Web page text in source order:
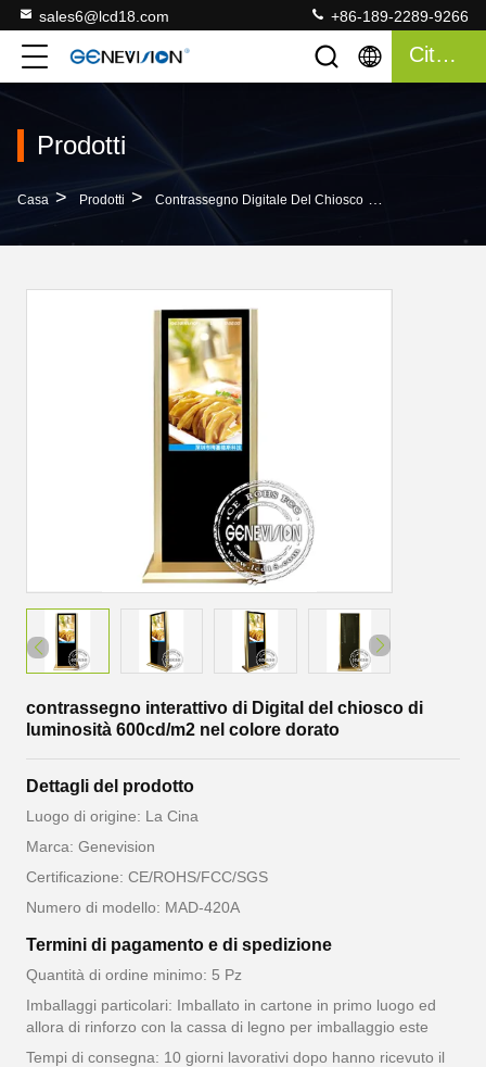
sales6@lcd18.com +86-189-2289-9266
Citazione
Prodotti
Casa > Prodotti > Contrassegno Digitale Del Chiosco >
contrassegno interattivo di Digital del chiosco di
luminosità 600cd/m2 nel colore dorato
Dettagli del prodotto
Luogo di origine: La Cina
Marca: Genevision
Certificazione: CE/ROHS/FCC/SGS
Numero di modello: MAD-420A
Termini di pagamento e di spedizione
Quantità di ordine minimo: 5 Pz
Imballaggi particolari: Imballato in cartone in primo luogo ed
allora di rinforzo con la cassa di legno per imballaggio este
Tempi di consegna: 10 giorni lavorativi dopo hanno ricevuto il